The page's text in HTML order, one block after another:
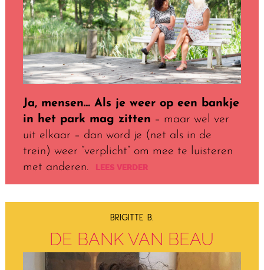
Ja, mensen… Als je weer op een bankje
in het park mag zitten – maar wel ver
uit elkaar – dan word je (net als in de
trein) weer “verplicht” om mee te luisteren
met anderen.
LEES VERDER
BRIGITTE B.
DE BANK VAN BEAU